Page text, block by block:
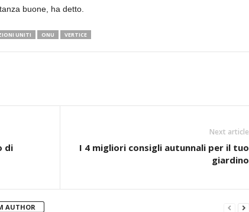
buone, ha detto.
UNITI ONU VERTICE
di
Next article
I 4 migliori consigli autunnali per il tuo
giardino
AUTHOR